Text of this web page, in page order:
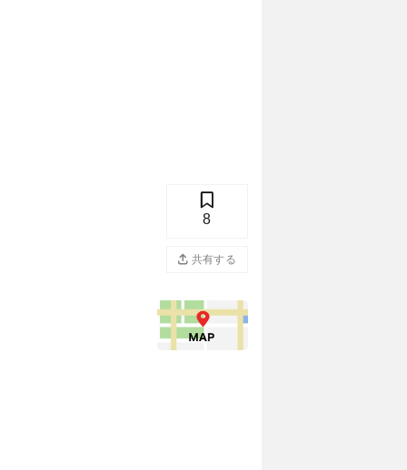
8
共有する